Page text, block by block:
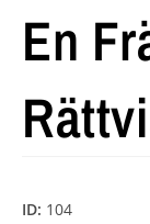
En
ID: 104